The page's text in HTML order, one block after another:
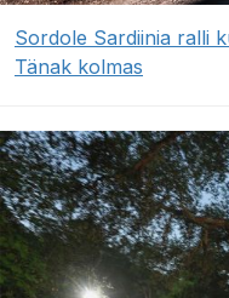
Sordole Sardiinia ralli
Tänak kolmas